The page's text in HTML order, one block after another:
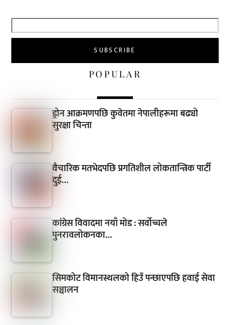
POPULAR
ड्रोन आक्रमणपछि कुवेतमा नेपालीहरूमा बढ्यो
सुरक्षा चिन्ता
वैचारिक मतभेदपछि प्रगतिशील लोकतान्त्रिक पार्टी
दुई…
कांग्रेस विवादमा नयाँ मोड : सर्वोच्चले
पुनरावलोकनका…
सिमकोट विमानस्थलको हिउँ पन्छाएपछि हवाई सेवा
सञ्चालन